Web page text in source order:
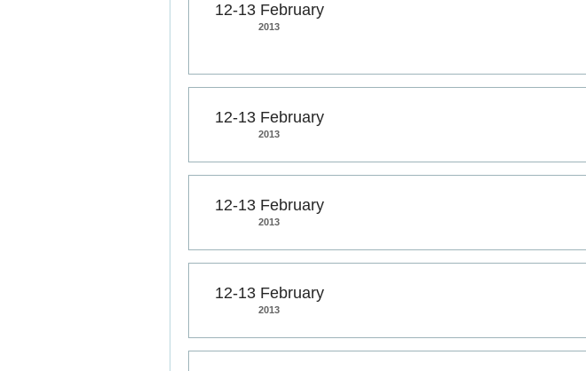
12-13 February
2013
12-13 February
2013
12-13 February
2013
12-13 February
2013